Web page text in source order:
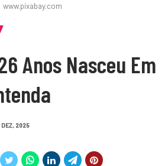
www.pixabay.com
Anos Nasceu Em
DEZ, 2025